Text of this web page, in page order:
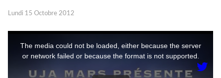
Lundi 15 Octobre 2012